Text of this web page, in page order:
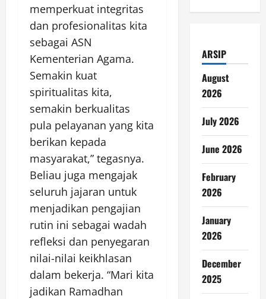
memperkuat integritas
dan profesionalitas kita
sebagai ASN
Kementerian Agama.
Semakin kuat
spiritualitas kita,
semakin berkualitas
pula pelayanan yang kita
berikan kepada
masyarakat,” tegasnya.
Beliau juga mengajak
seluruh jajaran untuk
menjadikan pengajian
rutin ini sebagai wadah
refleksi dan penyegaran
nilai-nilai keikhlasan
dalam bekerja. “Mari kita
jadikan Ramadhan
ARSIP
August
2026
July 2026
June 2026
February
2026
January
2026
December
2025